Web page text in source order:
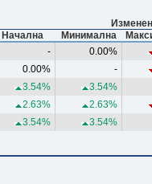
Начална
Минимална
-
0.00%
0.00%
-
3.54%
3.54%
2.63%
2.63%
3.54% 3.54%